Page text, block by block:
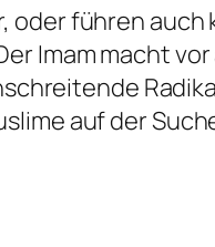
führen
Imam macht
auf der